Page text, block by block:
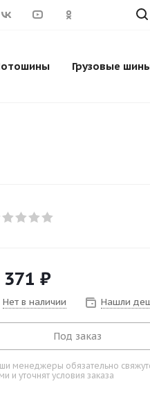
Грузовые
371 ₽
Нет в наличии Нашли
Под заказ
менеджеры обязательно
и уточнят условия заказа